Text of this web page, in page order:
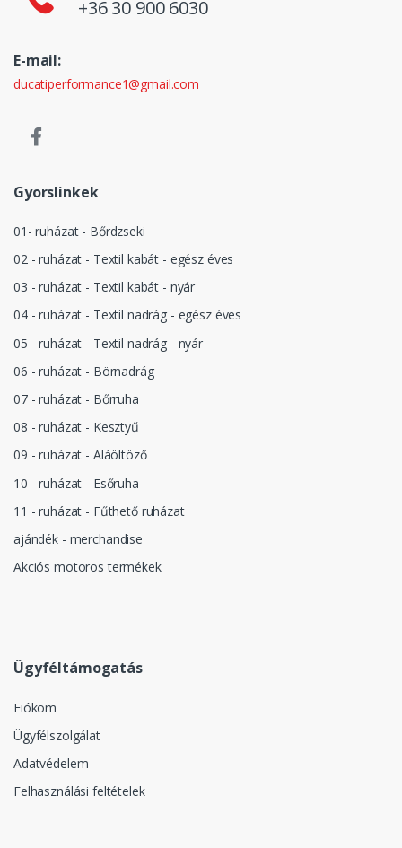
+36 30 900 6030
E-mail:
ducatiperformance1@gmail.com
Gyorslinkek
01- ruházat - Bőrdzseki
02 - ruházat - Textil kabát - egész éves
03 - ruházat - Textil kabát - nyár
04 - ruházat - Textil nadrág - egész éves
05 - ruházat - Textil nadrág - nyár
06 - ruházat - Börnadrág
07 - ruházat - Bőrruha
08 - ruházat - Kesztyű
09 - ruházat - Aláöltöző
10 - ruházat - Esőruha
11 - ruházat - Fűthető ruházat
ajándék - merchandise
Akciós motoros termékek
Ügyféltámogatás
Fiókom
Ügyfélszolgálat
Adatvédelem
Felhasználási feltételek